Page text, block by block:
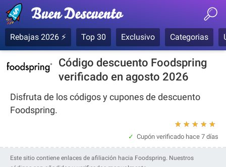
Rebajas 2026 ⚡ Top 30 Exclusivo Categorias
Código descuento Foodspring
verificado en agosto 2026
Disfruta de los códigos y cupones de descuento
Foodspring.
★
★
★
★
★
Cupón verificado hace 7 días
Este sitio contiene enlaces de afiliación hacia Foodspring. Nuestros